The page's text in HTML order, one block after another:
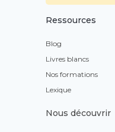
Ressources
Blog
Livres blancs
Nos formations
Lexique
Nous découvrir